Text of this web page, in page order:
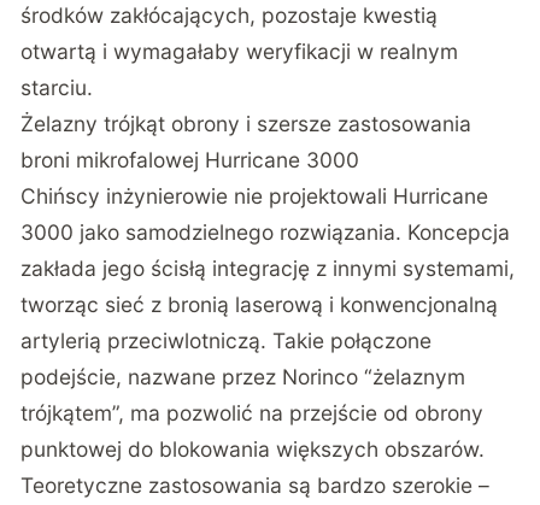
środków zakłócających, pozostaje kwestią
otwartą i wymagałaby weryfikacji w realnym
starciu.
Żelazny trójkąt obrony i szersze zastosowania
broni mikrofalowej Hurricane 3000
Chińscy inżynierowie nie projektowali Hurricane
3000 jako samodzielnego rozwiązania. Koncepcja
zakłada jego ścisłą integrację z innymi systemami,
tworząc sieć z bronią laserową i konwencjonalną
artylerią przeciwlotniczą. Takie połączone
podejście, nazwane przez Norinco “żelaznym
trójkątem”, ma pozwolić na przejście od obrony
punktowej do blokowania większych obszarów.
Teoretyczne zastosowania są bardzo szerokie –